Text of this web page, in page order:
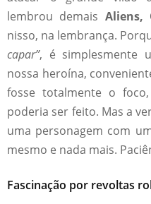
lembrou demais Aliens,
nisso, na lembrança.
capar”, é simplesmente
nossa heroína,
fosse totalmente o
poderia ser feito. Mas a
uma personagem com
mesmo e nada mais.
Fascinação por revoltas